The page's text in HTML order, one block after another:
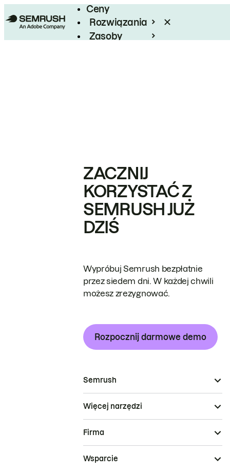
Ceny
Rozwiązania
Zasoby
ZACZNIJ
KORZYSTAĆ Z
SEMRUSH JUŻ
DZIŚ
Wypróbuj Semrush bezpłatnie
przez siedem dni. W każdej chwili
możesz zrezygnować.
Rozpocznij darmowe demo
Semrush
Więcej narzędzi
Firma
Wsparcie